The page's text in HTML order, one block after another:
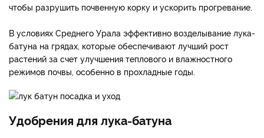
чтобы разрушить почвенную корку и ускорить прогревание.
В условиях Среднего Урала эффективно возделывание лука-
батуна на грядах, которые обеспечивают лучший рост
растений за счет улучшения теплового и влажностного
режимов почвы, особенно в прохладные годы.
Удобрения для лука-батуна